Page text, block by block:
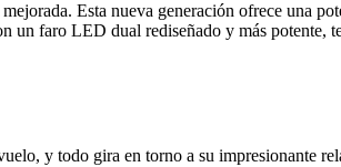
Esta nueva generación ofrece una
un faro LED dual rediseñado y más
y todo gira en torno a su impresionante